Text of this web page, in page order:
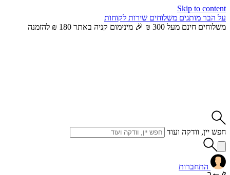
Skip to content
על הבר מותגים משלוחים שירות לקוחות
משלוחים חינם מעל 300 ₪ 🎉 מינימום קניה באתר 180 ₪ להזמנה
חפש יין, וודקה ועוד
התחברות